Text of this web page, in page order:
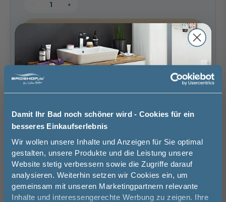
Damit Ihr Bad noch schöner wird - Cookies für ein
besseres Einkaufserlebnis
Wir wollen unsere Inhalte und Anzeigen für Sie optimal
gestalten, unsere Produkte und die Leistung unsere
Website stetig verbessern sowie die Zugriffe darauf
analysieren. Weiterhin setzen wir Cookies ein, um
gemeinsam mit unseren Marketingpartnern relevante
Inhalte und interessengerechte Werbung zu zeigen. Ihre
+
In den Warenkorb
Artikel merken
Lieferzeit:
ca. 1 - 2 Wochen
i
Sicher einkaufen
Weitere Artikel der Serie
Mauersberger Badewannen
Jetzt 50 € sparen!
Melde Sie sich hier zu unserem
Newsletter an und sparen Sie
50€* auf Ihre Bestellung!